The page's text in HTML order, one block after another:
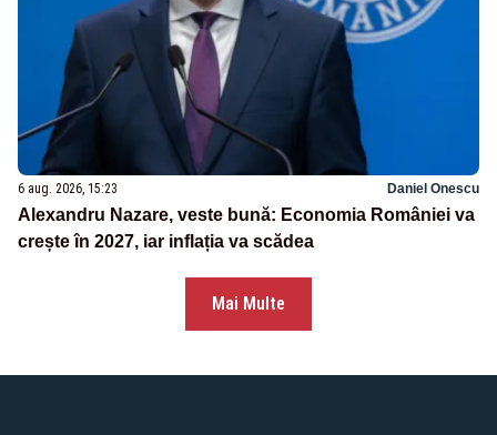
6 aug. 2026, 15:23 Daniel Onescu
Alexandru Nazare, veste bună: Economia României va
crește în 2027, iar inflația va scădea
Mai Multe